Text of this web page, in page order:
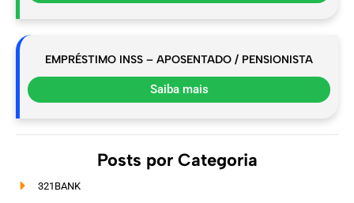
EMPRÉSTIMO INSS – APOSENTADO / PENSIONISTA
Saiba mais
Posts por Categoria
321BANK